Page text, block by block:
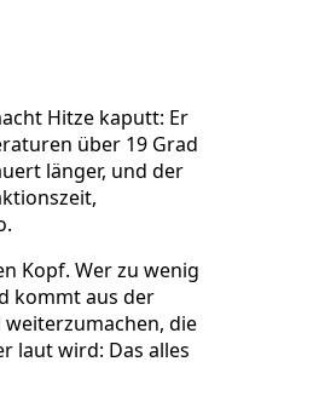
Hitze kaputt: Er
über 19 Grad
länger, und der
Kopf. Wer zu wenig
kommt aus der
die
laut wird: Das alles